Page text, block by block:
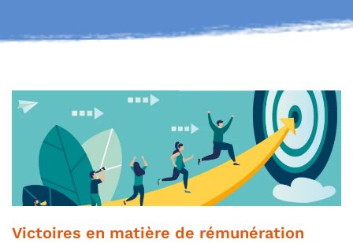
Victoires en matière de rémunération